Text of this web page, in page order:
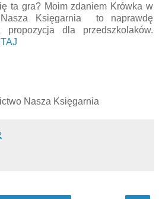
ta gra? Moim zdaniem Krówka w
Nasza Księgarnia to naprawdę
dla przedszkolaków.
Nasza Księgarnia